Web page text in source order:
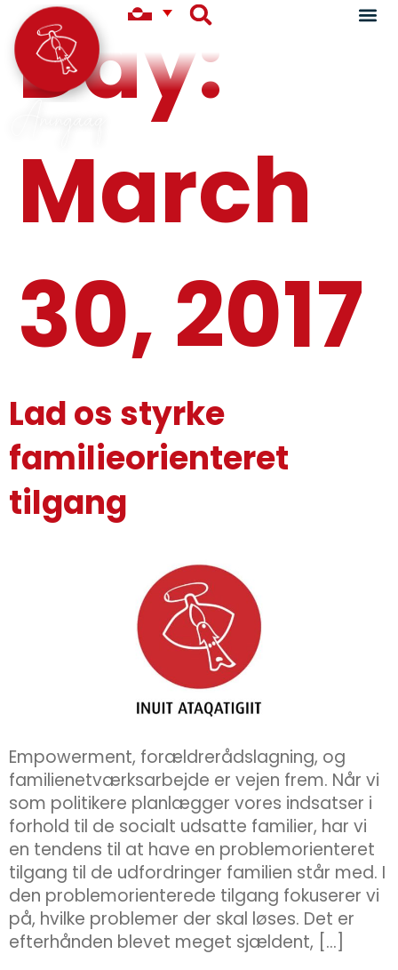
Day:
March
30, 2017
Lad os styrke
familieorienteret
tilgang
Empowerment, forældrerådslagning, og
familienetværksarbejde er vejen frem. Når vi
som politikere planlægger vores indsatser i
forhold til de socialt udsatte familier, har vi
en tendens til at have en problemorienteret
tilgang til de udfordringer familien står med. I
den problemorienterede tilgang fokuserer vi
på, hvilke problemer der skal løses. Det er
efterhånden blevet meget sjældent, […]